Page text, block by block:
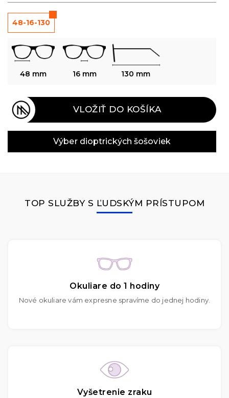
48-16-130
48 mm 16 mm 130 mm
VLOŽIŤ DO KOŠÍKA
Výber dioptrických šošoviek
TOP SLUŽBY S ĽUDSKÝM PRÍSTUPOM
Okuliare do 1 hodiny
Nové okuliare vám expresne spravíme do jednej hodiny.
Vyšetrenie zraku